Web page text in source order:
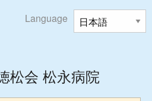
Language
松会 松永病院